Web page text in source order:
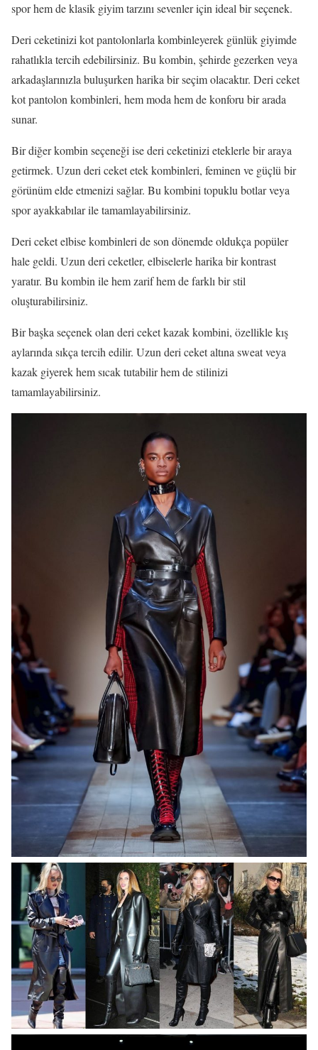
spor hem de klasik giyim tarzını sevenler için ideal bir seçenek.
Deri ceketinizi kot pantolonlarla kombinleyerek günlük giyimde
rahatlıkla tercih edebilirsiniz. Bu kombin, şehirde gezerken veya
arkadaşlarınızla buluşurken harika bir seçim olacaktır. Deri ceket
kot pantolon kombinleri, hem moda hem de konforu bir arada
sunar.
Bir diğer kombin seçeneği ise deri ceketinizi eteklerle bir araya
getirmek. Uzun deri ceket etek kombinleri, feminen ve güçlü bir
görünüm elde etmenizi sağlar. Bu kombini topuklu botlar veya
spor ayakkabılar ile tamamlayabilirsiniz.
Deri ceket elbise kombinleri de son dönemde oldukça popüler
hale geldi. Uzun deri ceketler, elbiselerle harika bir kontrast
yaratır. Bu kombin ile hem zarif hem de farklı bir stil
oluşturabilirsiniz.
Bir başka seçenek olan deri ceket kazak kombini, özellikle kış
aylarında sıkça tercih edilir. Uzun deri ceket altına sweat veya
kazak giyerek hem sıcak tutabilir hem de stilinizi
tamamlayabilirsiniz.